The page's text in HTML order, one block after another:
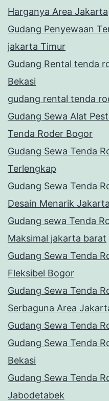
Harganya Area Jakarta
Gudang Penyewaan
jakarta Timur
Gudang Rental tenda
Bekasi
gudang rental tenda
Gudang Sewa Alat
Tenda Roder Bogor
Gudang Sewa Tenda
Terlengkap
Gudang Sewa Tenda
Desain Menarik
Gudang sewa Tenda
Maksimal jakarta barat
Gudang Sewa Tenda
Fleksibel Bogor
Gudang Sewa Tenda
Serbaguna Area
Gudang Sewa Tenda
Gudang Sewa Tenda
Bekasi
Gudang Sewa Tenda
Jabodetabek